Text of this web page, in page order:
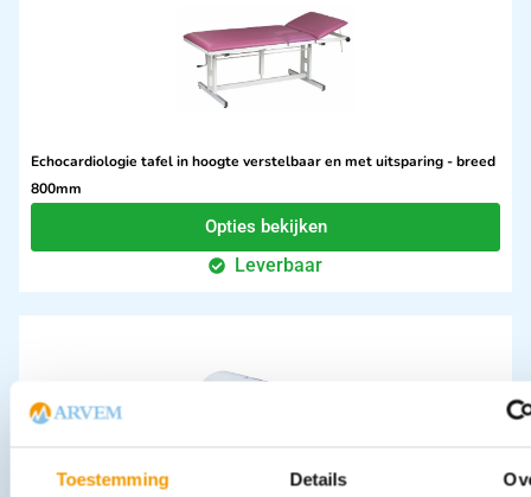
Toestemming Details
Echocardiologie tafel in hoogte verstelbaar en met uitsparing - breed
800mm
Opties bekijken
Leverbaar